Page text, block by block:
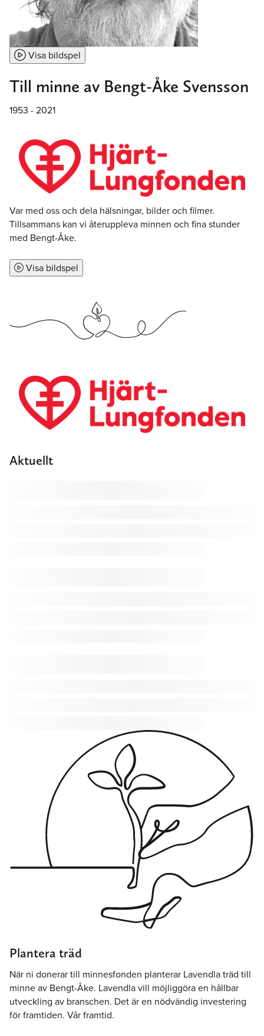
Visa bildspel
Till minne av Bengt-Åke Svensson
1953 - 2021
Var med oss och dela hälsningar, bilder och filmer.
Tillsammans kan vi återuppleva minnen och fina stunder
med Bengt-Åke.
Visa bildspel
Aktuellt
Plantera träd
När ni donerar till minnesfonden planterar Lavendla träd till
minne av Bengt-Åke. Lavendla vill möjliggöra en hållbar
utveckling av branschen. Det är en nödvändig investering
för framtiden. Vår framtid.